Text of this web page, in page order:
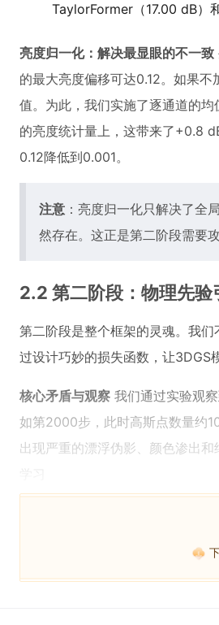
TaylorFormer（17.00 dB）
亮度归一化：解决最显眼的不一致
的最大亮度偏移可达0.12。如果
值。为此，我们实施了逐通道的
的亮度统计量上，这带来了+0.8
0.12降低到0.001。
注意 ：亮度归一化只解决了全
然存在。这正是第二阶段需要
2.2 第二阶段：物理先
第二阶段是整个框架的灵魂。我
过设计巧妙的损失函数，让3DGS
核心矛盾与观察 我们通过实验观
如第2000步，此时高斯点数量约
出现严重的漂浮伪影、颜色渗出